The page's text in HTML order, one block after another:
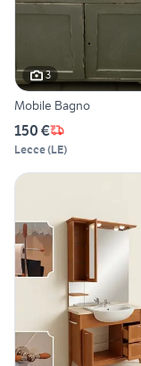
3
Mobile Bagno
150 €
Lecce(LE)